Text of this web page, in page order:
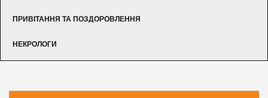
ПРИВІТАННЯ ТА ПОЗДОРОВЛЕННЯ
НЕКРОЛОГИ